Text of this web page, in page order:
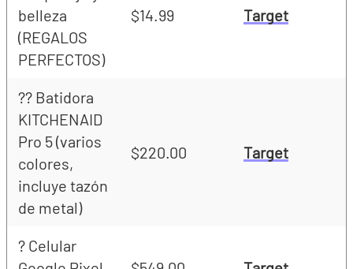
belleza
(REGALOS
PERFECTOS)
$14.99 Target
?‍? Batidora
KITCHENAID
Pro 5 (varios
colores,
incluye tazón
de metal)
$220.00 Target
? Celular